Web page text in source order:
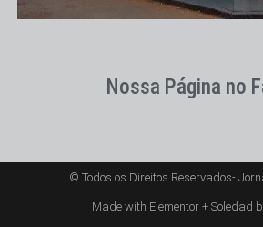
Nossa Página no
© Todos os Direitos Reservados-
Made with Elementor + Soledad